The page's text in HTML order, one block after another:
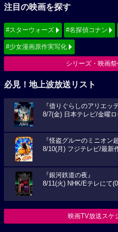
注目の映画を探す
#スターウォーズ #名探偵コナン
#少女漫画原作実写化
シリーズ・映画
必見！地上波放送リスト
『借りぐらしのアリエッ
8/7(金) 日本テレビ/金曜
『怪盗グルーのミニオン
8/10(月) フジテレビ/最新
『銀河鉄道の夜』
8/11(火) NHK/Eテレにて
映画TV放送スケ